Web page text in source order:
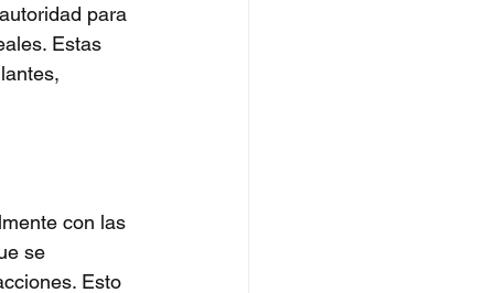
para
Estas
con las
se
Esto